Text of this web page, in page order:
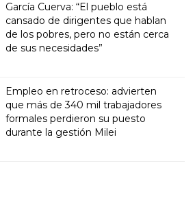
García Cuerva: “El pueblo está
cansado de dirigentes que hablan
de los pobres, pero no están cerca
de sus necesidades”
Empleo en retroceso: advierten
que más de 340 mil trabajadores
formales perdieron su puesto
durante la gestión Milei